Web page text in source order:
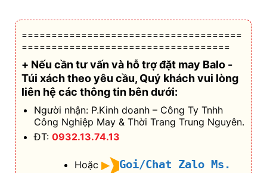
=====================================
===================================
+ Nếu cần tư vấn và hỗ trợđặt may Balo -
Túi xách theo yêu cầu, Quý khách vui lòng
liên hệ các thông tin bên dưới:
Người nhận: P.Kinh doanh – Công Ty Tnhh
Công Nghiệp May & Thời Trang Trung Nguyên.
ĐT: 0932.13.74.13
Hoặc
Goi/Chat Zalo Ms.